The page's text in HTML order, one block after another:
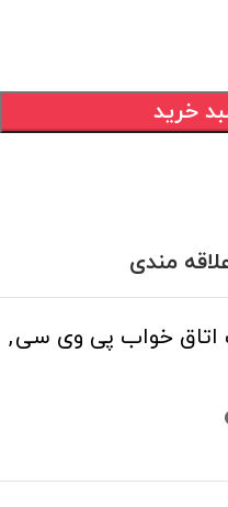
خرید
مندی
اتاق خواب پی وی سی,